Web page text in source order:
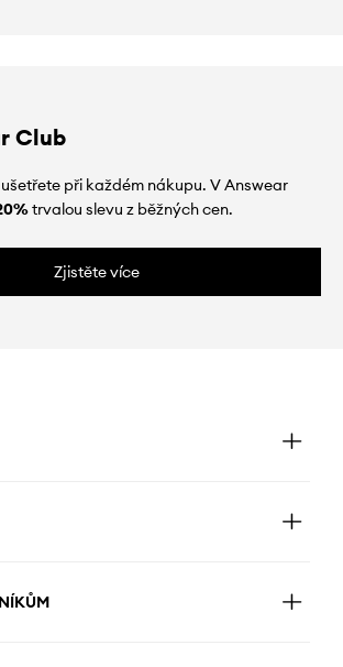
Club
při každém nákupu. V Answear
trvalou slevu z běžných cen.
Zjistěte více